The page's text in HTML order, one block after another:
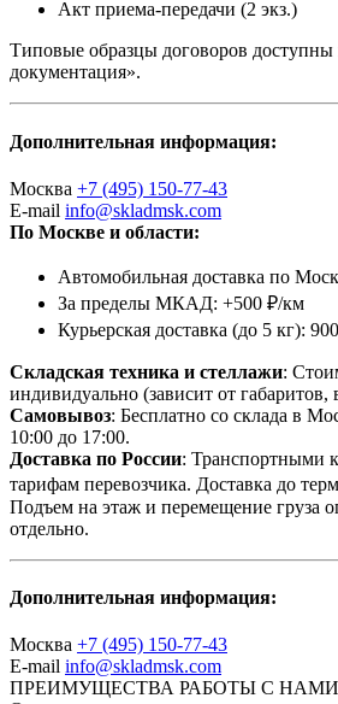
Акт приема-передачи (2 экз.)
Типовые образцы договоров доступны
документация».
Дополнительная информация:
Москва +7 (495) 150-77-43
E-mail info@skladmsk.com
По Москве и области:
Автомобильная доставка по
За пределы МКАД: +500 ₽/км
Курьерская доставка (до 5 кг):
Складская техника и стеллажи:
индивидуально (зависит от габаритов,
Самовывоз: Бесплатно со склада в
10:00 до 17:00.
Доставка по России: Транспортными
тарифам перевозчика. Доставка до
Подъем на этаж и перемещение груза
отдельно.
Дополнительная информация:
Москва +7 (495) 150-77-43
E-mail info@skladmsk.com
ПРЕИМУЩЕСТВА РАБОТЫ С НАМИ